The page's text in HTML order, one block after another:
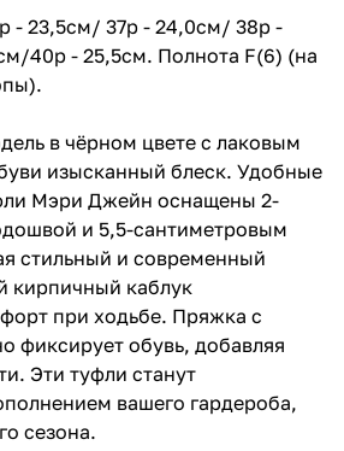
- 23,5см/ 37р - 24,0см/ 38р -
40р - 25,5см. Полнота F(6) (на
в чёрном цвете с лаковым
изысканный блеск. Удобные
Мэри Джейн оснащены 2-
и 5,5-сантиметровым
стильный и современный
кирпичный каблук
при ходьбе. Пряжка с
фиксирует обувь, добавляя
Эти туфли станут
вашего гардероба,
сезона.